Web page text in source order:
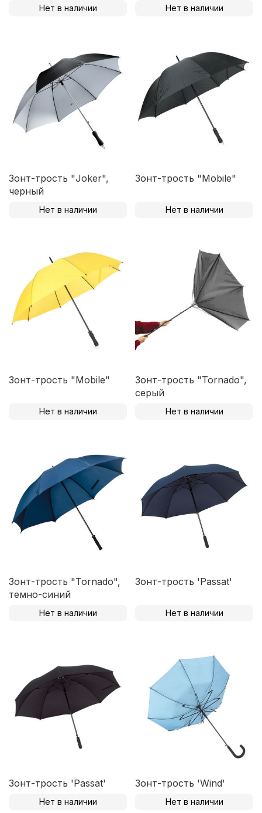
Нет в наличии Нет в наличии
Зонт-трость "Joker",
черный
Нет в наличии
Зонт-трость "Mobile"
Нет в наличии
Зонт-трость "Mobile"
Нет в наличии
Зонт-трость "Tornado",
серый
Нет в наличии
Зонт-трость "Tornado",
темно-синий
Нет в наличии
Зонт-трость 'Passat'
Нет в наличии
Зонт-трость 'Passat'
Нет в наличии
Зонт-трость 'Wind'
Нет в наличии